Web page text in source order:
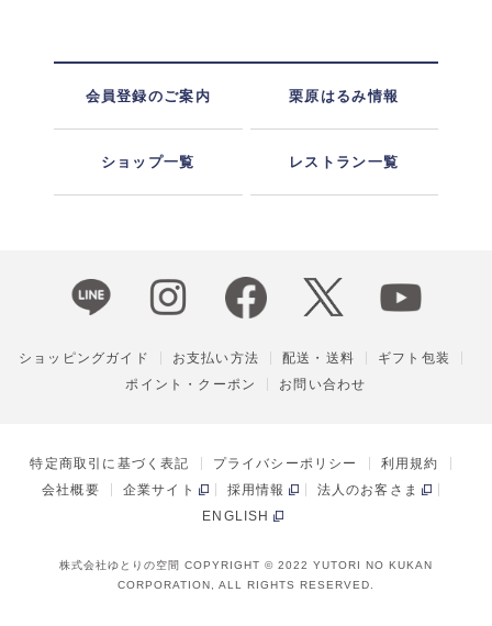
会員登録のご案内 栗原はるみ情報
ショップ一覧 レストラン一覧
ショッピングガイド お支払い方法 配送・送料
ギフト包装
ポイント・クーポン
お問い合わせ
特定商取引に基づく表記 プライバシーポリシー
利用規約
会社概要
企業サイト 採用情報
法人のお客さま
ENGLISH
株式会社ゆとりの空間 COPYRIGHT © 2022 YUTORI NO KUKAN
CORPORATION, ALL RIGHTS RESERVED.